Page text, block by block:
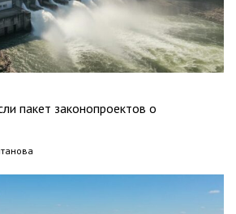
пакет законопроектов о